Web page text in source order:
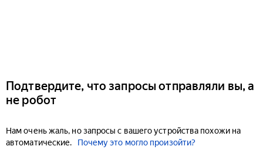
Подтвердите, что запросы отправляли вы, а
не робот
Нам очень жаль, но запросы с вашего устройства похожи на
автоматические.
Почему это могло произойти?